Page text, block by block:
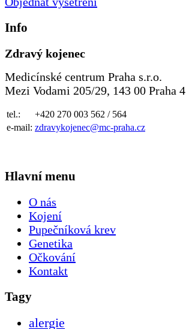
Info
Zdravý kojenec
Medicínské centrum Praha s.r.o.
Mezi Vodami 205/29, 143 00 Praha 4
tel.:
+420 270 003 562 / 564
e-mail: zdravykojenec@mc-praha.cz
Hlavní menu
O nás
Kojení
Pupečníková krev
Genetika
Očkování
Kontakt
Tagy
alergie